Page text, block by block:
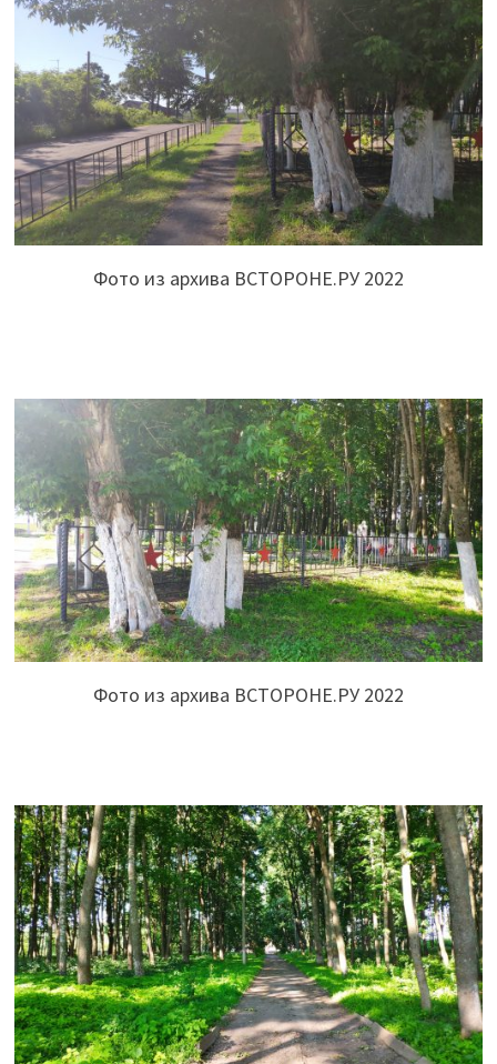
Фото из архива ВСТОРОНЕ.РУ 2022
Фото из архива ВСТОРОНЕ.РУ 2022